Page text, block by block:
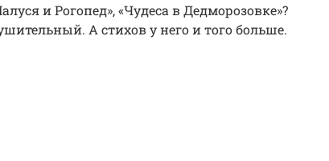
и Рогопед», «Чудеса в Дедморозовке»?
А стихов у него и того больше.